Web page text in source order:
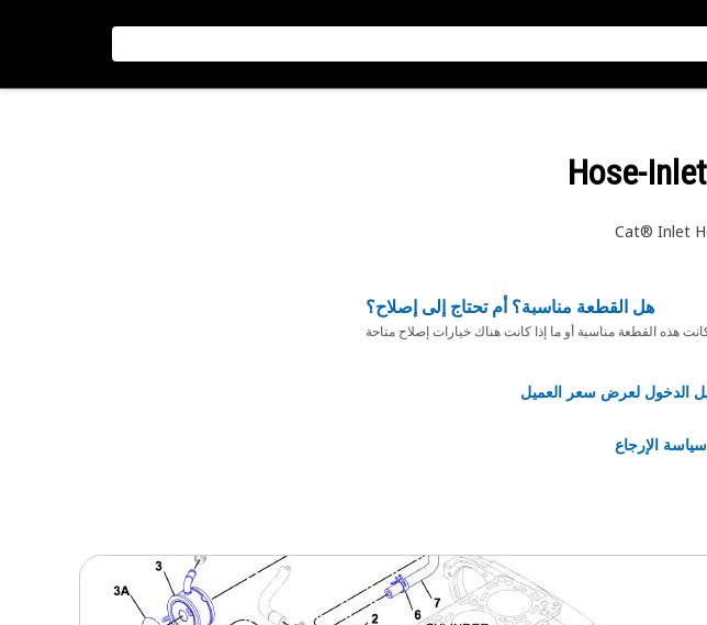
Cat® Inlet
هل القطعة مناسبة؟ أم تحتاج إلى إصلاح؟
هذه القطعة مناسبة أو ما إذا كانت هناك خيارات إصلاح متاحة
الدخول لعرض سعر العميل
سياسة الإرجاع